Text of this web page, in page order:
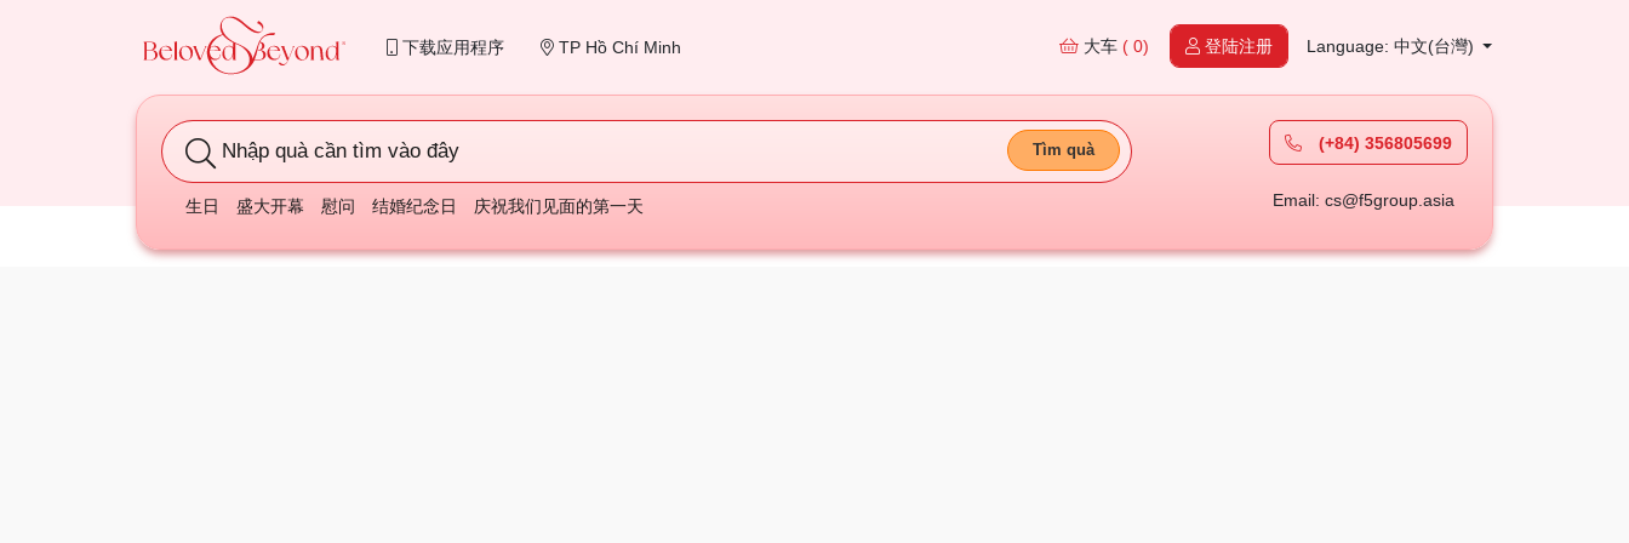
下载应用程序 TP Hồ Chí Minh 大车 ( 0) 登陆注册 Language: 中文(台灣)
Nhập quà cần tìm vào đây Tìm quà
生日 盛大开幕 慰问 结婚纪念日 庆祝我们见面的第一天
(+84) 356805699
Email: cs@f5group.asia